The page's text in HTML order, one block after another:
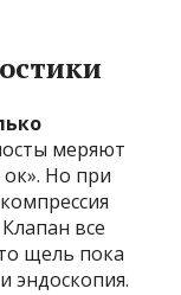
меряют
Но при
все
щель пока
эндоскопия.